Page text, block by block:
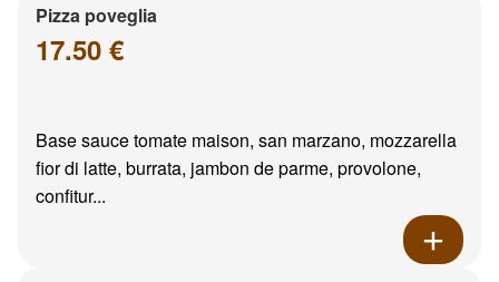
Pizza poveglia
17.50 €
Base sauce tomate maison, san marzano, mozzarella
fior di latte, burrata, jambon de parme, provolone,
confitur...